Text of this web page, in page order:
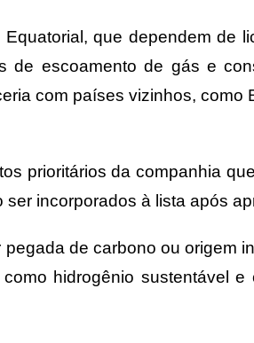
que dependem de
de escoamento de gás e
com países vizinhos, como
prioritários da companhia
incorporados à lista após
de carbono ou origem
hidrogênio sustentável